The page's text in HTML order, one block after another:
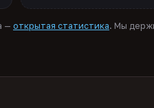
— открытая статистика. Мы